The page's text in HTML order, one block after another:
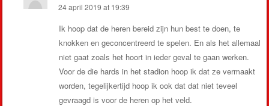
24 april 2019 at 19:39
Ik hoop dat de heren bereid zijn hun best te doen, te
knokken en geconcentreerd te spelen. En als het allemaal
niet gaat zoals het hoort in ieder geval te gaan werken.
Voor de die hards in het stadion hoop ik dat ze vermaakt
worden, tegelijkertijd hoop ik ook dat dat niet teveel
gevraagd is voor de heren op het veld.